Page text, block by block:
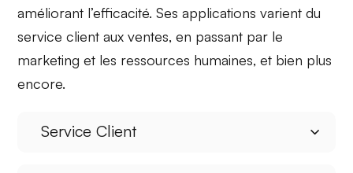
améliorant l’efficacité. Ses applications varient du
service client auxventes, en passant par le
marketing et les ressources humaines, et bien plus
encore.
Service Client